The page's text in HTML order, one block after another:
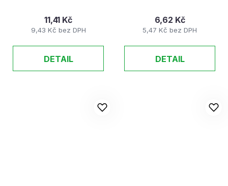
9,43 Kč bez DPH
11,41 Kč
DETAIL
5,47 Kč bez DPH
6,62 Kč
DETAIL